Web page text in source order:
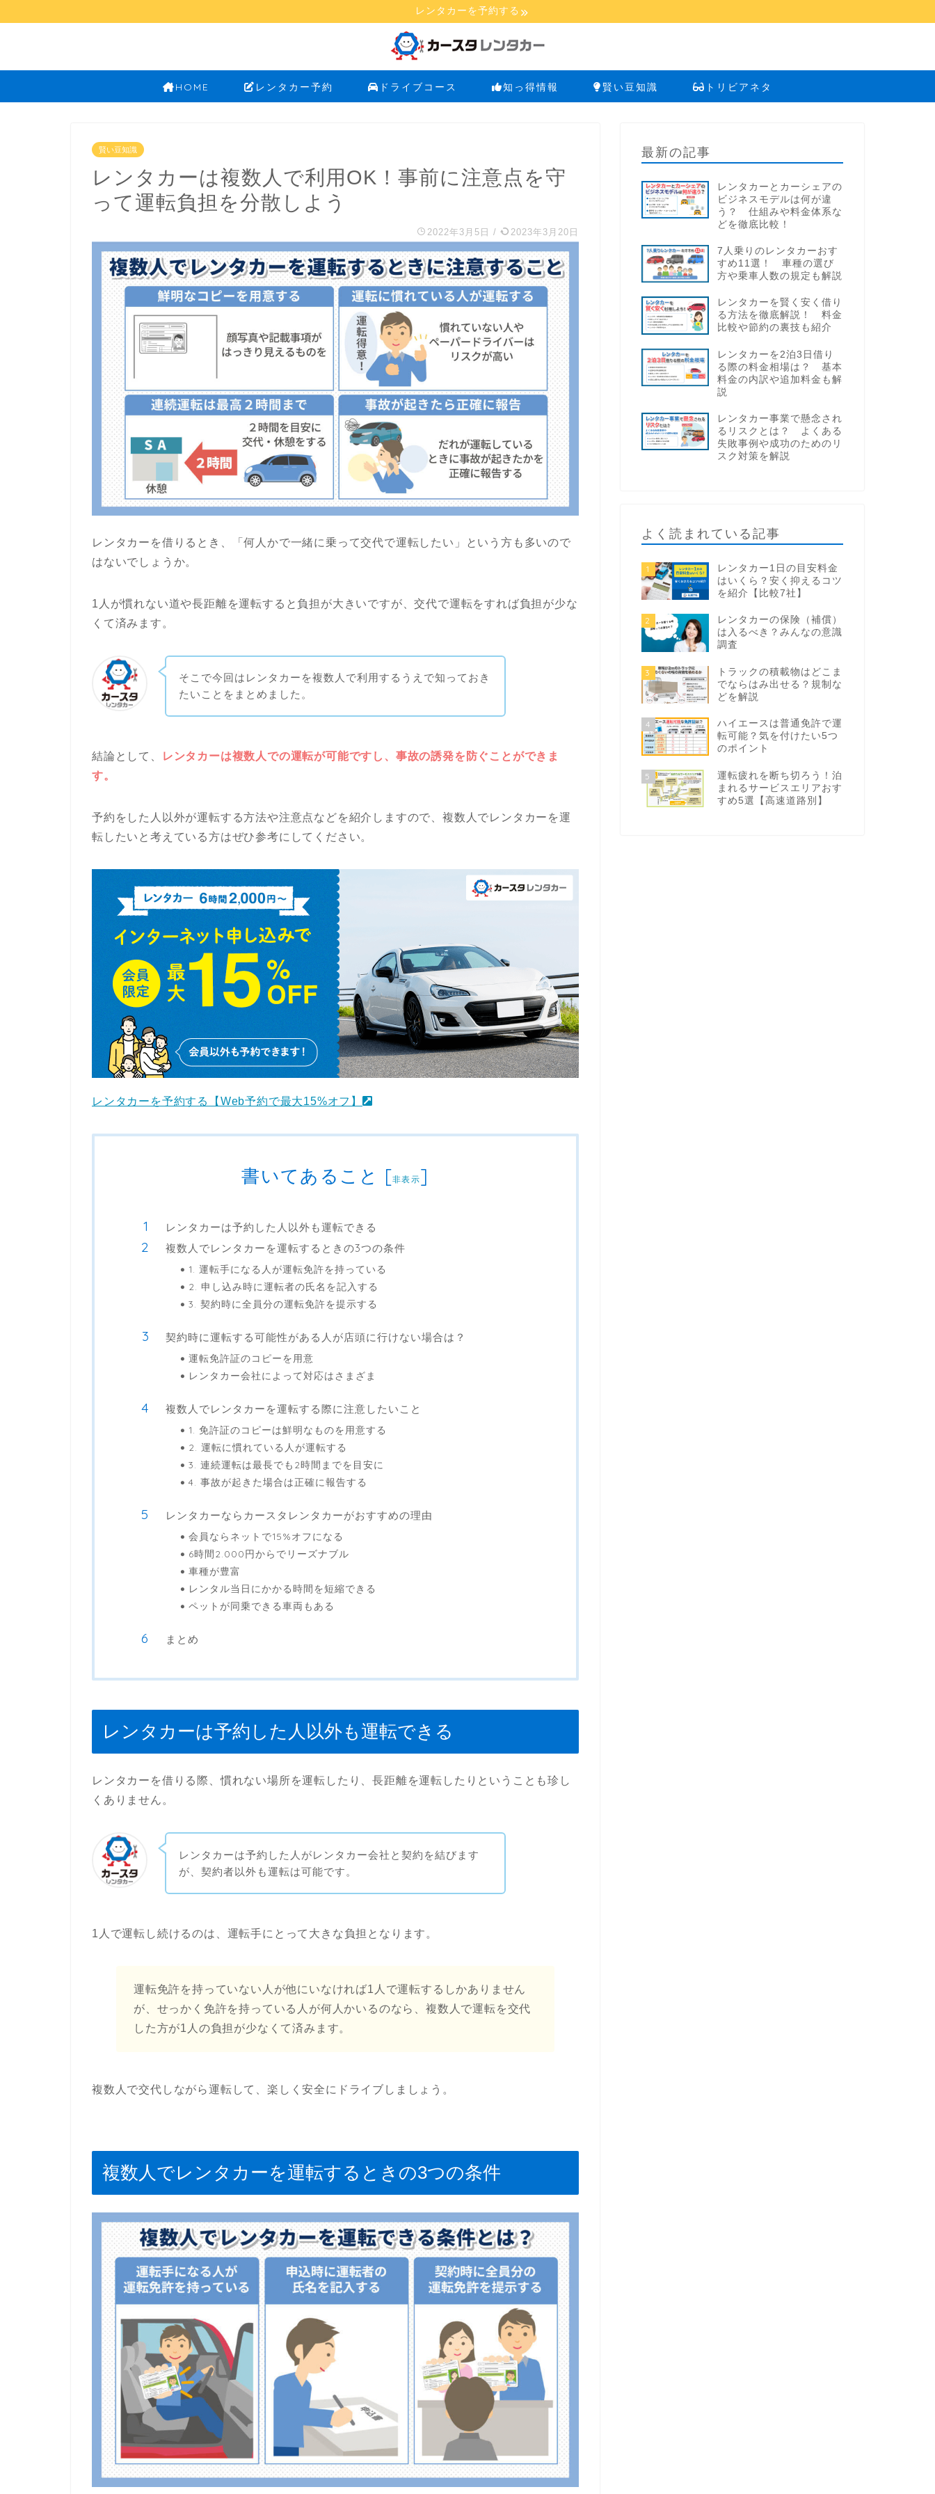
レンタカーを予約する
HOME レンタカー予約 ドライブコース 知っ得情報 賢い豆知識 トリビアネタ
賢い豆知識
レンタカーは複数人で利用OK！事前に注意点を守
って運転負担を分散しよう
2022年3月5日 / 2023年3月20日
レンタカーを借りるとき、「何人かで一緒に乗って交代で運転したい」という方も多いので
はないでしょうか。
1人が慣れない道や長距離を運転すると負担が大きいですが、交代で運転をすれば負担が少な
くて済みます。
そこで今回はレンタカーを複数人で利用するうえで知っておき
たいことをまとめました。
結論として、
レンタカーは複数人での運転が可能ですし、事故の誘発を防ぐことができま
す。
予約をした人以外が運転する方法や注意点などを紹介しますので、複数人でレンタカーを運
転したいと考えている方はぜひ参考にしてください。
レンタカーを予約する【Web予約で最大15%オフ】
書いてあること [非表示]
レンタカーは予約した人以外も運転できる
複数人でレンタカーを運転するときの3つの条件
1. 運転手になる人が運転免許を持っている
2. 申し込み時に運転者の氏名を記入する
3. 契約時に全員分の運転免許を提示する
契約時に運転する可能性がある人が店頭に行けない場合は？
運転免許証のコピーを用意
レンタカー会社によって対応はさまざま
複数人でレンタカーを運転する際に注意したいこと
1. 免許証のコピーは鮮明なものを用意する
2. 運転に慣れている人が運転する
3. 連続運転は最長でも2時間までを目安に
4. 事故が起きた場合は正確に報告する
レンタカーならカースタレンタカーがおすすめの理由
会員ならネットで15%オフになる
6時間2.000円からでリーズナブル
車種が豊富
レンタル当日にかかる時間を短縮できる
ペットが同乗できる車両もある
まとめ
レンタカーは予約した人以外も運転できる
レンタカーを借りる際、慣れない場所を運転したり、長距離を運転したりということも珍し
くありません。
レンタカーは予約した人がレンタカー会社と契約を結びます
が、契約者以外も運転は可能です。
1人で運転し続けるのは、運転手にとって大きな負担となります。
運転免許を持っていない人が他にいなければ1人で運転するしかありません
が、せっかく免許を持っている人が何人かいるのなら、複数人で運転を交代
した方が1人の負担が少なくて済みます。
複数人で交代しながら運転して、楽しく安全にドライブしましょう。
複数人でレンタカーを運転するときの3つの条件
最新の記事
レンタカーとカーシェアの
ビジネスモデルは何が違
う？ 仕組みや料金体系な
どを徹底比較！
7人乗りのレンタカーおす
すめ11選！ 車種の選び
方や乗車人数の規定も解説
レンタカーを賢く安く借り
る方法を徹底解説！ 料金
比較や節約の裏技も紹介
レンタカーを2泊3日借り
る際の料金相場は？ 基本
料金の内訳や追加料金も解
説
レンタカー事業で懸念され
るリスクとは？ よくある
失敗事例や成功のためのリ
スク対策を解説
よく読まれている記事
1
レンタカー1日の目安料金
はいくら？安く抑えるコツ
を紹介【比較7社】
2
レンタカーの保険（補償）
は入るべき？みんなの意識
調査
3
トラックの積載物はどこま
でならはみ出せる？規制な
どを解説
4
ハイエースは普通免許で運
転可能？気を付けたい5つ
のポイント
5
運転疲れを断ち切ろう！泊
まれるサービスエリアおす
すめ5選【高速道路別】